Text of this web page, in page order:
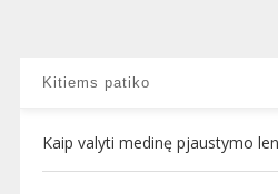
Kitiems patiko
Kaip valyti medinę pjaustymo